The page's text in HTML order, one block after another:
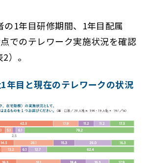
の1年目研修期間、1年目配属
でのテレワーク実施状況を確認
）。
年目と現在のテレワークの状況